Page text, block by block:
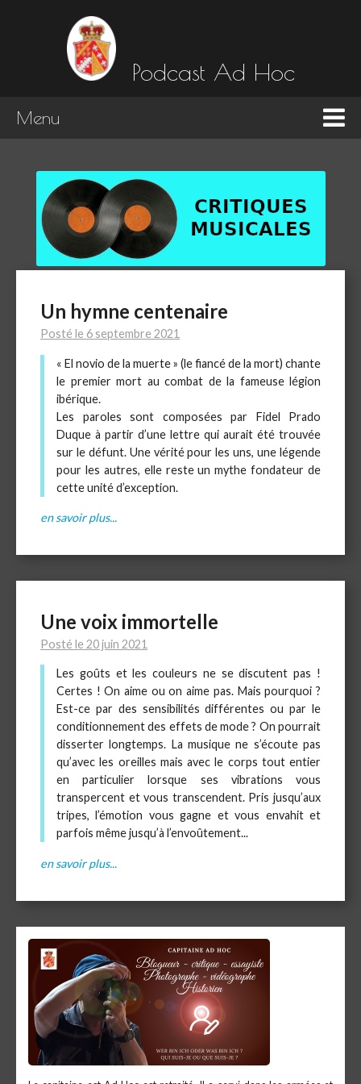
Podcast Ad Hoc
Livres
Audios
Menu
Un hymne centenaire
Posté le 6 septembre 2021
« El novio de la muerte » (le fiancé de la mort) chante
le premier mort au combat de la fameuse légion
ibérique.
Les paroles sont composées par Fidel Prado
Duque à partir d’une lettre qui aurait été trouvée
sur le défunt. Une vérité pour les uns, une légende
pour les autres, elle reste un mythe fondateur de
cette unité d’exception.
en savoir plus...
Une voix immortelle
Posté le 20 juin 2021
Les goûts et les couleurs ne se discutent pas !
Certes ! On aime ou on aime pas. Mais pourquoi ?
Est-ce par des sensibilités différentes ou par le
conditionnement des effets de mode ? On pourrait
disserter longtemps. La musique ne s’écoute pas
qu’avec les oreilles mais avec le corps tout entier
en particulier lorsque ses vibrations vous
transpercent et vous transcendent. Pris jusqu’aux
tripes, l’émotion vous gagne et vous envahit et
parfois même jusqu’à l’envoûtement...
en savoir plus...